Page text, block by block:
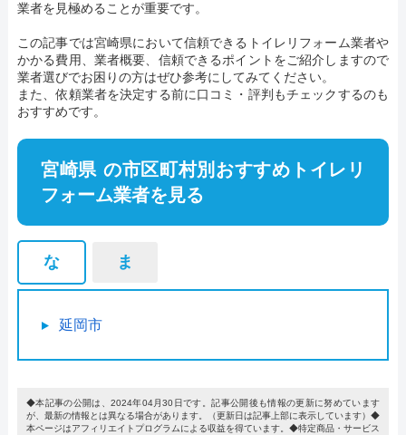
業者を見極めることが重要です。
この記事では宮崎県において信頼できるトイレリフォーム業者や
かかる費用、業者概要、信頼できるポイントをご紹介しますので
業者選びでお困りの方はぜひ参考にしてみてください。
また、依頼業者を決定する前に口コミ・評判もチェックするのも
おすすめです。
宮崎県 の市区町村別おすすめトイレリ
フォーム業者を見る
な ま
延岡市
◆本記事の公開は、2024年04月30日です。記事公開後も情報の更新に努めています
が、最新の情報とは異なる場合があります。（更新日は記事上部に表示しています）◆
本ページはアフィリエイトプログラムによる収益を得ています。◆特定商品・サービス